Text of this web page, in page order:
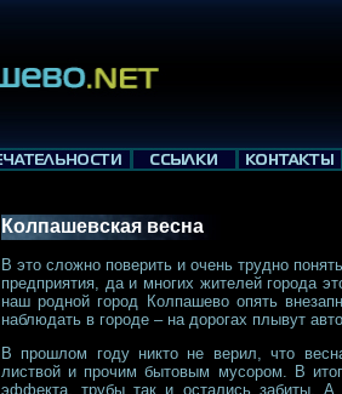
Колпашевская весна
В это сложно поверить и очень трудно
предприятия, да и многих жителей города
наш родной город Колпашево опять
наблюдать в городе – на дорогах плывут
В прошлом году никто не верил, что
листвой и прочим бытовым мусором. В
эффекта, трубы так и остались забиты. А